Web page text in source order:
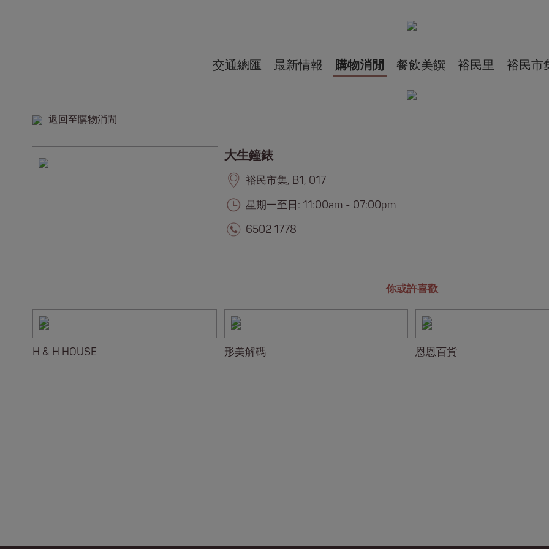
交通總匯 最新情報 購物消閒 餐飲美饌 裕民里 裕民市
返回至購物消閒
大生鐘錶
裕民市集, B1, 017
星期一至日: 11:00am - 07:00pm
6502 1778
你或許喜歡
H & H HOUSE 形美解碼 恩恩百貨